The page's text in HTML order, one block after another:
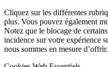
Cliquez sur les différentes
plus. Vous pouvez également
Notez que le blocage de
incidence sur votre expérience
nous sommes en mesure d’offrir.